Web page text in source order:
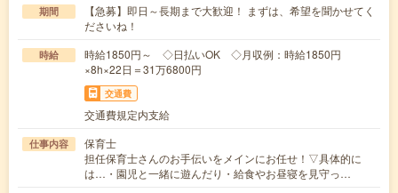
期間
【急募】即日～長期まで大歓迎！ まずは、希望を聞かせてく
ださいね！
時給
時給1850円～ ◇日払いOK ◇月収例：時給1850円
×8h×22日＝31万6800円
交通費
交通費規定内支給
仕事内容
保育士
担任保育士さんのお手伝いをメインにお任せ！▽具体的に
は…・園児と一緒に遊んだり・給食やお昼寝を見守っ…